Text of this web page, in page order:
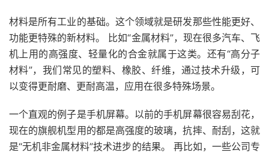
材料是所有工业的基础。这个领域就是研发那些性能更好、
功能更特殊的新材料。 比如“金属材料”，现在很多汽车、飞
机上用的高强度、轻量化的合金就属于这类。还有“高分子
材料”，我们常见的塑料、橡胶、纤维，通过技术升级，可
以变得更耐磨、更耐高温，应用在很多特殊场景。
一个直观的例子是手机屏幕。以前的手机屏幕很容易刮花，
现在的旗舰机型用的都是高强度的玻璃，抗摔、耐刮，这就
是“无机非金属材料”技术进步的结果。 再比如，一些公司专